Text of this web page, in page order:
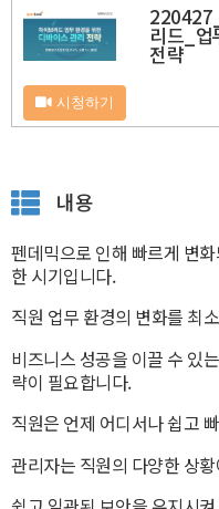
리드_업
전략
시청하기
내용
펜데믹으로 인해 빠르게 변
한 시기입니다.
직원 업무 환경의 변화를 최
비즈니스 성공을 이끌 수 있
략이 필요합니다.
직원은 언제 어디서나 쉽고
관리자는 직원의 다양한 상